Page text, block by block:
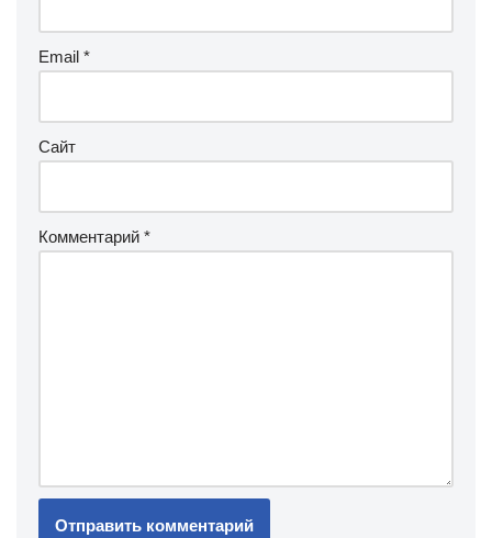
Email *
Сайт
Комментарий *